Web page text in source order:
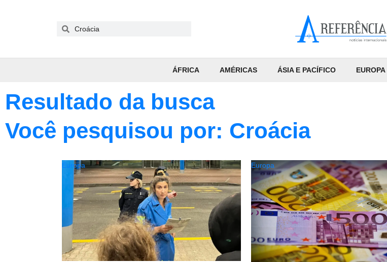
ÁFRICA AMÉRICAS ÁSIA E PACÍFICO EUROPA
Resultado da busca
Você pesquisou por: Croácia
Europa Europa